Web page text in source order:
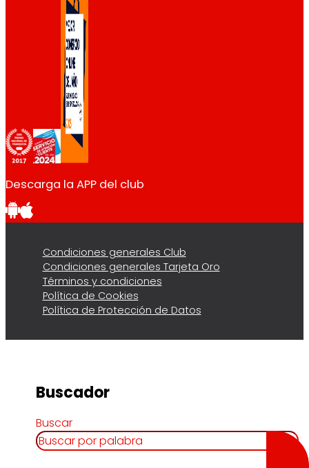
Descarga la APP del club
Condiciones generales Club
Condiciones generales Tarjeta Oro
Términos y condiciones
Política de Cookies
Política de Protección de Datos
Buscador
Buscar